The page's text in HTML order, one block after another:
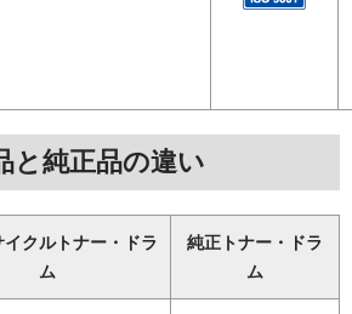
と純正品の違い
クルトナー・ドラ
ム
純正トナー・ドラ
ム